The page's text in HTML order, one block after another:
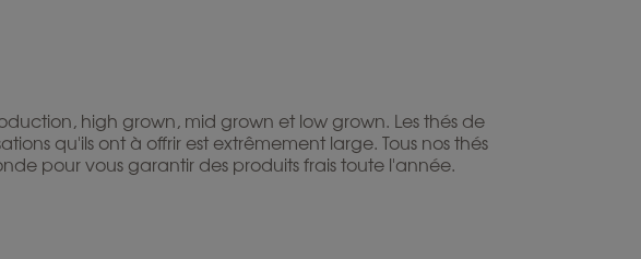
high grown, mid grown et low grown. Les thés de
qu'ils ont à offrir est extrêmement large. Tous nos thés
pour vous garantir des produits frais toute l'année.